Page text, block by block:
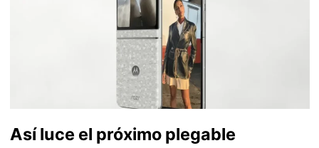
Así luce el próximo plegable